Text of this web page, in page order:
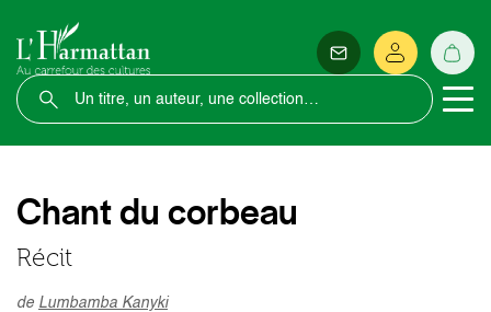
Chant du corbeau
Récit
de Lumbamba Kanyki